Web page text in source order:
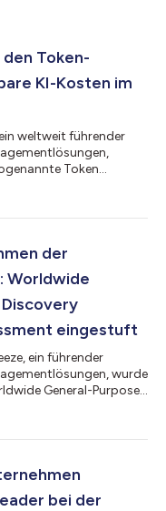
Token-
KI-Kosten im
weltweit führender
Token
Models,
die relevanten
der
Worldwide
eingestuft
ein führender
wurde
General-Purpose
von Knowledge
hier ein...
bei der